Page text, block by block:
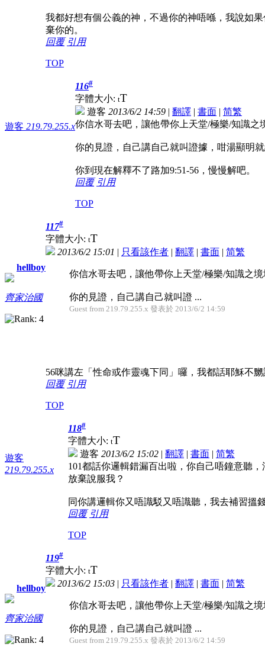
我都好想有個公義的神，不過你的神唔喺，我說如
棄你的。
回覆 引用
TOP
遊客 219.79.255.x
116#
字體大小: tT
遊客 2013/6/2 14:59 | 翻譯 | 書面 | 简繁
你信水哥去吧，讓他帶你上天堂/極樂/知識之
你的見證，自己講自己就叫證據，咁湯顯明
你到現在解釋不了路加9:51-56，慢慢解吧。
回覆 引用
TOP
hellboy
齊家治國
117#
字體大小: tT
2013/6/2 15:01 | 只看該作者 | 翻譯 | 書面 | 简繁
你信水哥去吧，讓他帶你上天堂/極樂/知識之
你的見證，自己講自己就叫證 ...
Guest from 219.79.255.x 發表於 2013/6/2 14:59
56咪講左「性命或作靈魂下同」囉，我都話耶穌不
回覆 引用
TOP
遊客
219.79.255.x
118#
字體大小: tT
遊客 2013/6/2 15:02 | 翻譯 | 書面 | 简繁
101都話你邏輯錯漏百出啦，你自己唔鐘意聽
放棄說服我？
同你講邏輯你又唔識駁又唔識聽，我去補習搵
回覆 引用
TOP
hellboy
齊家治國
119#
字體大小: tT
2013/6/2 15:03 | 只看該作者 | 翻譯 | 書面 | 简繁
你信水哥去吧，讓他帶你上天堂/極樂/知識之
你的見證，自己講自己就叫證 ...
Guest from 219.79.255.x 發表於 2013/6/2 14:59